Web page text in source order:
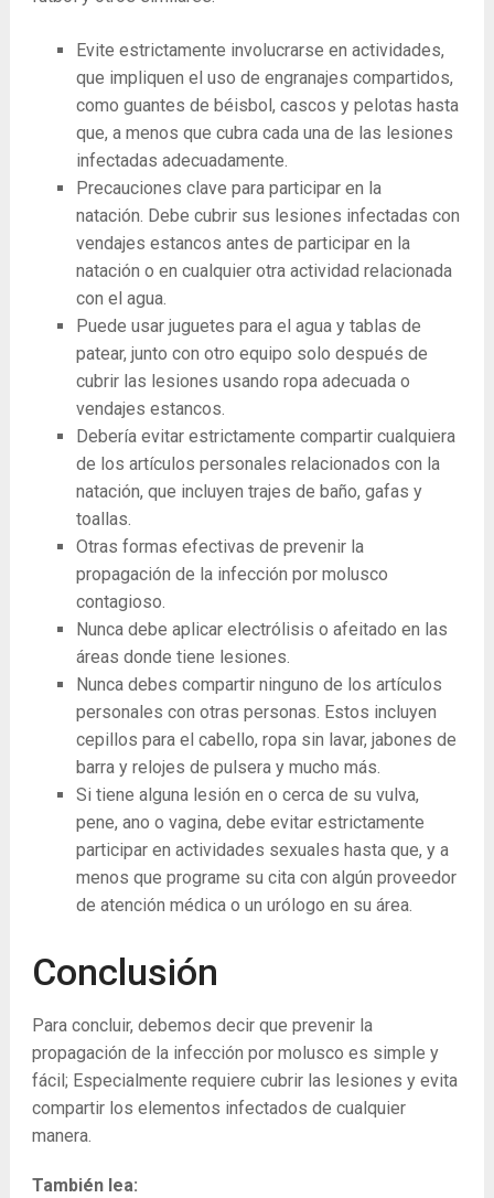
Evite estrictamente involucrarse en actividades,
que impliquen el uso de engranajes compartidos,
como guantes de béisbol, cascos y pelotas hasta
que, a menos que cubra cada una de las lesiones
infectadas adecuadamente.
Precauciones clave para participar en la
natación. Debe cubrir sus lesiones infectadas con
vendajes estancos antes de participar en la
natación o en cualquier otra actividad relacionada
con el agua.
Puede usar juguetes para el agua y tablas de
patear, junto con otro equipo solo después de
cubrir las lesiones usando ropa adecuada o
vendajes estancos.
Debería evitar estrictamente compartir cualquiera
de los artículos personales relacionados con la
natación, que incluyen trajes de baño, gafas y
toallas.
Otras formas efectivas de prevenir la
propagación de la infección por molusco
contagioso.
Nunca debe aplicar electrólisis o afeitado en las
áreas donde tiene lesiones.
Nunca debes compartir ninguno de los artículos
personales con otras personas. Estos incluyen
cepillos para el cabello, ropa sin lavar, jabones de
barra y relojes de pulsera y mucho más.
Si tiene alguna lesión en o cerca de su vulva,
pene, ano o vagina, debe evitar estrictamente
participar en actividades sexuales hasta que, y a
menos que programe su cita con algún proveedor
de atención médica o un urólogo en su área.
Conclusión
Para concluir, debemos decir que prevenir la
propagación de la infección por molusco es simple y
fácil; Especialmente requiere cubrir las lesiones y evita
compartir los elementos infectados de cualquier
manera.
También lea: